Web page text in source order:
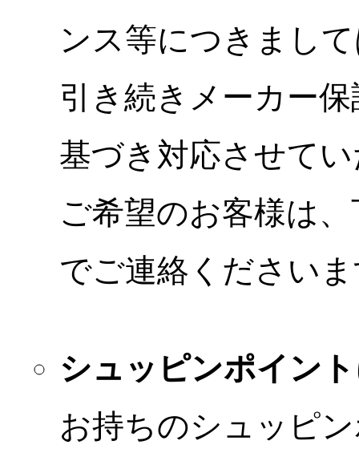
ンス等につきまし
引き続きメーカー
基づき対応させて
ご希望のお客様は
でご連絡ください
シュッピンポイン
お持ちのシュッピ